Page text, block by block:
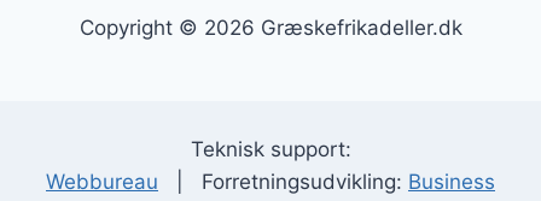
Copyright © 2026 Græskefrikadeller.dk
Teknisk support:
Webbureau | Forretningsudvikling: Business